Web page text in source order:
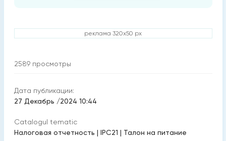
реклама 320x50 px
2589 просмотры
Дата публикации:
27 Декабрь /2024 10:44
Catalogul tematic
Налоговая отчетность | IPC21 | Талон на питание